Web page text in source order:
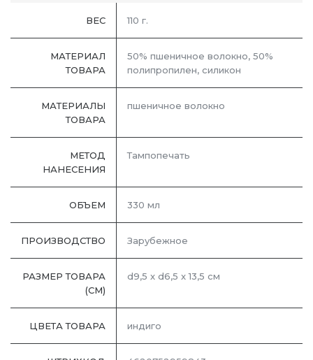
ВЕС 110 г.
МАТЕРИАЛ
ТОВАРА
50% пшеничное волокно, 50%
полипропилен, силикон
МАТЕРИАЛЫ
ТОВАРА
пшеничное волокно
МЕТОД
НАНЕСЕНИЯ
Тампопечать
ОБЪЕМ 330 мл
ПРОИЗВОДСТВО Зарубежное
РАЗМЕР ТОВАРА
(СМ)
d9,5 x d6,5 x 13,5 см
ЦВЕТА ТОВАРА индиго